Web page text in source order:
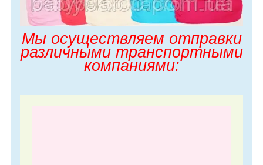
Мы осуществляем отправки
различными транспортными
компаниями: